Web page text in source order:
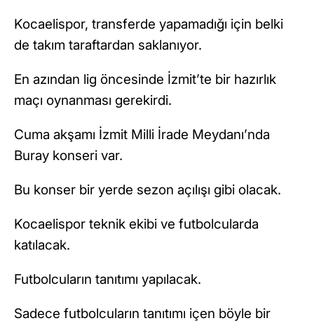
Kocaelispor, transferde yapamadığı için belki
de takım taraftardan saklanıyor.
En azından lig öncesinde İzmit’te bir hazırlık
maçı oynanması gerekirdi.
Cuma akşamı İzmit Milli İrade Meydanı’nda
Buray konseri var.
Bu konser bir yerde sezon açılışı gibi olacak.
Kocaelispor teknik ekibi ve futbolcularda
katılacak.
Futbolcuların tanıtımı yapılacak.
Sadece futbolcuların tanıtımı içen böyle bir